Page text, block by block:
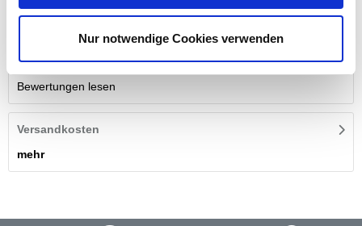
Nur notwendige Cookies verwenden
Bewertungen
Bewertungen lesen
Versandkosten
mehr